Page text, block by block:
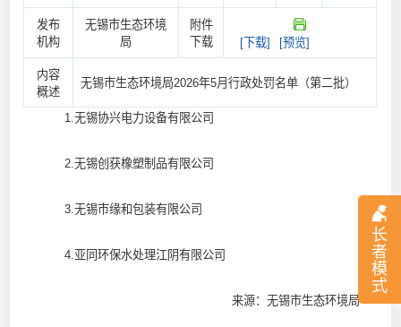
长
者
模
式
发布
机构
无锡市生态环境
局
附件
下载
[下载] [预览]
内容
概述
无锡市生态环境局2026年5月行政处罚名单（第二批）
1.无锡协兴电力设备有限公司
2.无锡创获橡塑制品有限公司
3.无锡市缘和包装有限公司
4.亚同环保水处理江阴有限公司
来源：无锡市生态环境局